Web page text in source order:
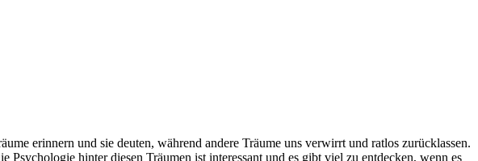
erinnern und sie deuten, während andere Träume uns verwirrt und ratlos zurücklassen.
hinter diesen Träumen ist interessant und es gibt viel zu entdecken, wenn es